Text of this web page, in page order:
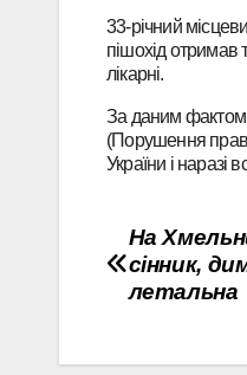
33-річний
пішохід отримав
лікарні.
За даним фактом
(Порушення
України і наразі
записів
На
сінник,
летальна